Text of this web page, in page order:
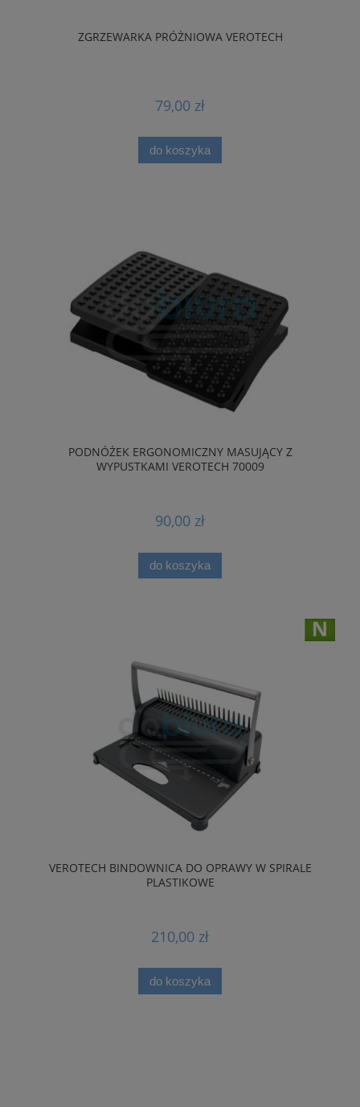
ZGRZEWARKA PRÓŻNIOWA VEROTECH
79,00 zł
do koszyka
PODNÓŻEK ERGONOMICZNY MASUJĄCY Z
WYPUSTKAMI VEROTECH 70009
90,00 zł
do koszyka
VEROTECH BINDOWNICA DO OPRAWY W SPIRALE
PLASTIKOWE
210,00 zł
do koszyka